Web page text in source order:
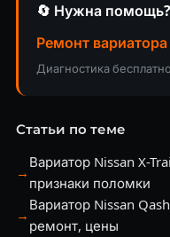
🔄 Нужна помощь?
Ремонт
Диагностика
Статьи по теме
→
Вариатор Nissan X-
признаки поломки
→
Вариатор Nissan
ремонт, цены